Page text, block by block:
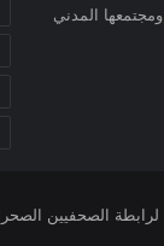
المدني